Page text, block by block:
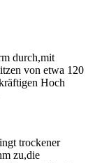
durch,mit
von etwa 120
Hoch
trockener
zu,die